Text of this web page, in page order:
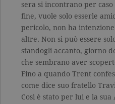
sera si incontrano per
fine, vuole solo esserle
pericolo, non ha
altre. Non si può essere
standogli accanto, giorno
che sembrano aver
Fino a quando Trent
come dice suo fratello
Così è stato per lui e la sua